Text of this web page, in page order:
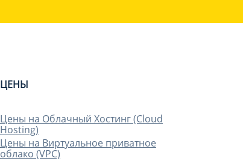
ЦЕНЫ
Цены на Облачный Хостинг (Cloud
Hosting)
Цены на Виртуальное приватное
облако (VPC)